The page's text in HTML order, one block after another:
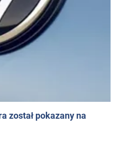
został pokazany na